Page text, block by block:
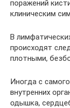
поражений
клиническим
В
происходят
плотными,
Иногда с
внутренних
одышка,